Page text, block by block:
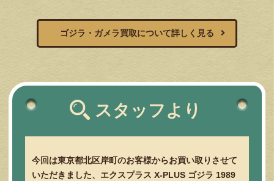
ゴジラ・ガメラ買取について詳しく見る
スタッフより
今回は東京都北区岸町のお客様からお買い取りさせて
いただきました、エクスプラス X-PLUS ゴジラ 1989